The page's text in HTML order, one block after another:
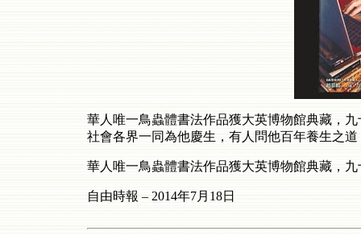
華人唯一鳥蟲體書法作品獲大英博物館典藏，
社會各界一同為他慶生，有人問他百年養生之
華人唯一鳥蟲體書法作品獲大英博物館典藏，
自由時報 –2014年7月 18日